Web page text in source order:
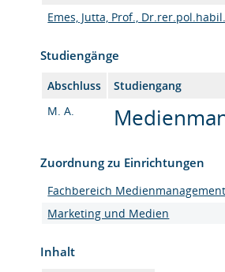
Emes, Jutta, Prof.,
Studiengänge
Abschluss
Studiengang
M. A.
Zuordnung zu Einrichtungen
Fachbereich
Marketing und Medien
Inhalt